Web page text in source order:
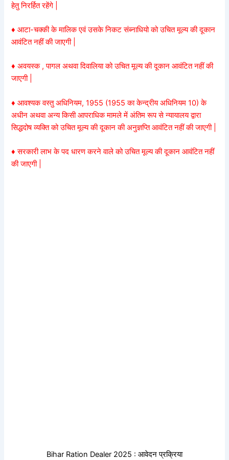
हेतु निरर्हित रहेंगे |
♦ आटा-चक्की के मालिक एवं उसके निकट संब्नाधियो को उचित मूल्य की दूकान
आवंटित नहीं की जाएगी |
♦ अवयस्क , पागल अथवा दिवालिया को उचित मूल्य की दूकान आवंटित नहीं की
जाएगी |
♦ आवश्यक वस्तु अधिनियम, 1955 (1955 का केन्द्रीय अधिनियम 10) के
अधीन अथवा अन्य किसी आपराधिक मामले में अंतिम रूप से न्यायालय द्वारा
सिद्धदोष व्यक्ति को उचित मूल्य की दूकान की अनुज्ञप्ति आवंटित नहीं की जाएगी |
♦ सरकारी लाभ के पद धारण करने वाले को उचित मूल्य की दूकान आवंटित नहीं
की जाएगी |
Bihar Ration Dealer 2025 : आवेदन प्रक्रिया